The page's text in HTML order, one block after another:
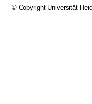
© Copyright Universität